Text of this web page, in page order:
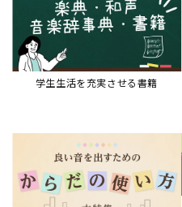
学生生活を充実させる書籍